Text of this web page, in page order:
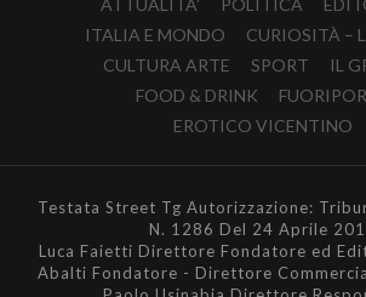
ATTUALITA’
POLITICA
ITALIA E MONDO
CURIOSITÀ –
CULTURA ARTE
SPORT
IL
FOOD & DRINK
EROTICO VICENTINO
Testata Street Tg Autorizzazione:
N. 1286 Del 24 Aprile
Luca Faietti Direttore Fondatore ed
Abalti Fondatore - Direttore